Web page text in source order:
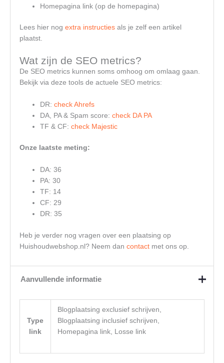
Homepagina link (op de homepagina)
Lees hier nog extra instructiesals je zelf een artikel
plaatst.
Wat zijn de SEO metrics?
De SEO metrics kunnen soms omhoog om omlaag gaan.
Bekijk via deze tools de actuele SEO metrics:
DR: check Ahrefs
DA, PA & Spam score: check DA PA
TF & CF: check Majestic
Onze laatste meting:
DA: 36
PA: 30
TF: 14
CF: 29
DR: 35
Heb je verder nog vragen over een plaatsing op
Huishoudwebshop.nl? Neem dan contactmet ons op.
Aanvullende informatie
Type
link
Blogplaatsing exclusief schrijven,
Blogplaatsing inclusief schrijven,
Homepagina link, Losse link